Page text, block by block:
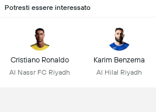
Potresti essere interessato
Cristiano Ronaldo
Al Nassr FC Riyadh
Karim Benzema
Al Hilal Riyadh